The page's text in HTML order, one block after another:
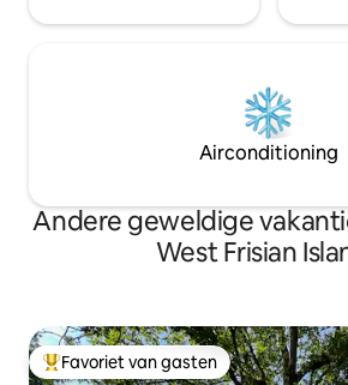
Airconditioning
Andere geweldige
West Frisian
Topfavoriet van gasten
Favoriet van gasten